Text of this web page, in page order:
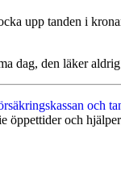
upp tanden i
dag, den läker
och
och